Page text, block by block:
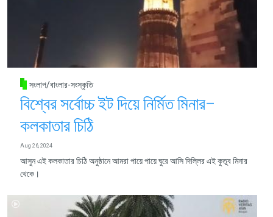
সংলাপ/বাংলার-সংস্কৃতি
বিশ্বের সর্বোচ্চ ইট দিয়ে নির্মিত মিনার–
কলকাতার চিঠি
Aug 26, 2024
আসুন এই কলকাতার চিঠি অনুষ্ঠানে আমরা পায়ে পায়ে ঘুরে আসি দিল্লির এই কুতুব মিনার
থেকে।